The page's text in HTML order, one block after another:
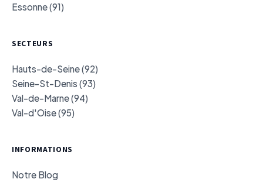
Essonne (91)
SECTEURS
Hauts-de-Seine (92)
Seine-St-Denis (93)
Val-de-Marne (94)
Val-d'Oise (95)
INFORMATIONS
Notre Blog